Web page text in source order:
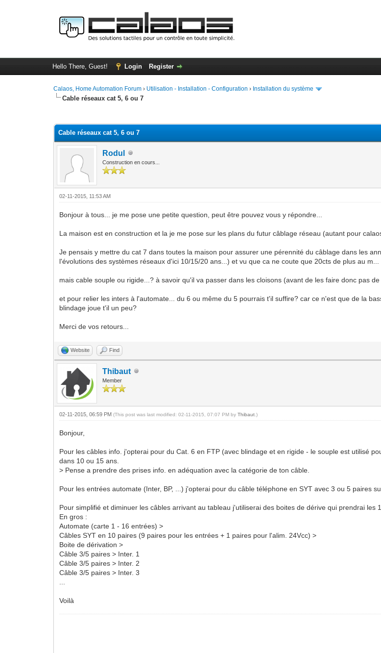
Hello There, Guest! Login Register
Calaos, Home Automation Forum › Utilisation - Installation - Configuration › Installation du système
Cable réseaux cat 5, 6 ou 7
Cable réseaux cat 5, 6 ou 7
Rodul
Construction en cours...
02-11-2015, 11:53 AM
Bonjour à tous... je me pose une petite question, peut être pouvez vous y répondre...
La maison est en construction et la je me pose sur les plans du futur câblage réseau (autant pour
Je pensais y mettre du cat 7 dans toutes la maison pour assurer une pérennité du câblage dans les
l'évolutions des systèmes réseaux d'ici 10/15/20 ans...) et vu que ca ne coute que 20cts de plus au m...
mais cable souple ou rigide...? à savoir qu'il va passer dans les cloisons (avant de les faire donc pas
et pour relier les inters à l'automate... du 6 ou même du 5 pourrais t'il suffire? car ce n'est que de la
blindage joue t'il un peu?
Merci de vos retours...
Website Find
Thibaut
Member
02-11-2015, 06:59 PM(This post was last modified: 02-11-2015, 07:07 PM byThibaut .)
Bonjour,
Pour les câbles info. j'opterai pour du Cat. 6 en FTP (avec blindage et en rigide - le souple est utilisé
dans 10 ou 15 ans.
> Pense a prendre des prises info. en adéquation avec la catégorie de ton câble.
Pour les entrées automate (Inter, BP, ...) j'opterai pour du câble téléphone en SYT avec 3 ou 5 paires
Pour simplifié et diminuer les câbles arrivant au tableau j'utiliserai des boites de dérive qui prendrai les
En gros :
Automate (carte 1 - 16 entrées) >
Câbles SYT en 10 paires (9 paires pour les entrées + 1 paires pour l'alim. 24Vcc) >
Boite de dérivation >
Câble 3/5 paires > Inter. 1
Câble 3/5 paires > Inter. 2
Câble 3/5 paires > Inter. 3
Voilà